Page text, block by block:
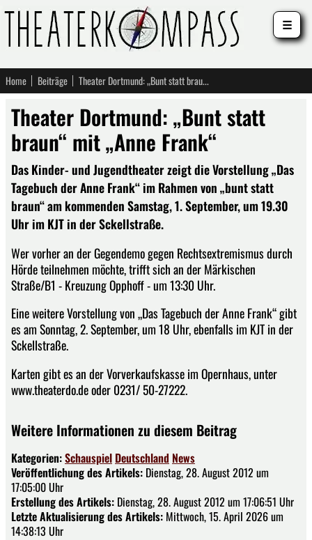
Home Beiträge Theater Dortmund: „Bunt statt braun“ mit „Anne Frank“
Theater Dortmund: „Bunt statt
braun“ mit „Anne Frank“
Das Kinder- und Jugendtheater zeigt die Vorstellung „Das
Tagebuch der Anne Frank“ im Rahmen von „bunt statt
braun“ am kommenden Samstag, 1. September, um 19.30
Uhr im KJT in der Sckellstraße.
Wer vorher an der Gegendemo gegen Rechtsextremismus durch
Hörde teilnehmen möchte, trifft sich an der Märkischen
Straße/B1 - Kreuzung Opphoff - um 13:30 Uhr.
Eine weitere Vorstellung von „Das Tagebuch der Anne Frank“ gibt
es am Sonntag, 2. September, um 18 Uhr, ebenfalls im KJT in der
Sckellstraße.
Karten gibt es an der Vorverkaufskasse im Opernhaus, unter
www.theaterdo.de oder 0231/ 50-27222.
Weitere Informationen zu diesem Beitrag
Kategorien:Schauspiel Deutschland News
Veröffentlichung des Artikels: Dienstag, 28. August 2012 um
17:05:00 Uhr
Erstellung des Artikels: Dienstag, 28. August 2012 um 17:06:51 Uhr
Letzte Aktualisierung des Artikels: Mittwoch, 15. April 2026 um
14:38:13 Uhr
☰